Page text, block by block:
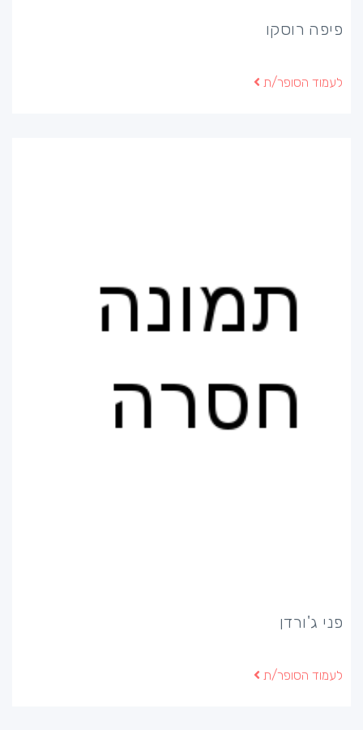
פיפה רוסקו
לעמוד הסופר/ת
פני ג'ורדן
לעמוד הסופר/ת